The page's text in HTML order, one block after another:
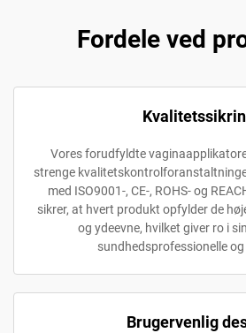
Fordele ved
Vores forudfyldte
strenge
med ISO9001-, CE-, ROHS- og
sikrer, at hvert produkt opfylder de
og ydeevne, hvilket giver ro i
sundhedsprofessionelle
Brugervenlig